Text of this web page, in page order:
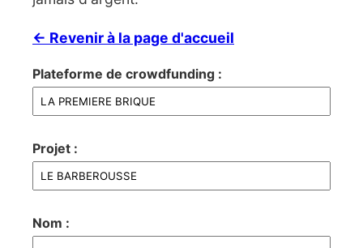
← Revenir à la page d'accueil
Plateforme de crowdfunding :
Projet :
Nom :